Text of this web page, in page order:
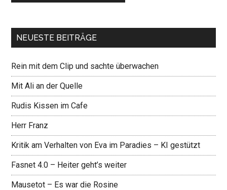
NEUESTE BEITRÄGE
Rein mit dem Clip und sachte überwachen
Mit Ali an der Quelle
Rudis Kissen im Cafe
Herr Franz
Kritik am Verhalten von Eva im Paradies – KI gestützt
Fasnet 4.0 – Heiter geht’s weiter
Mausetot – Es war die Rosine